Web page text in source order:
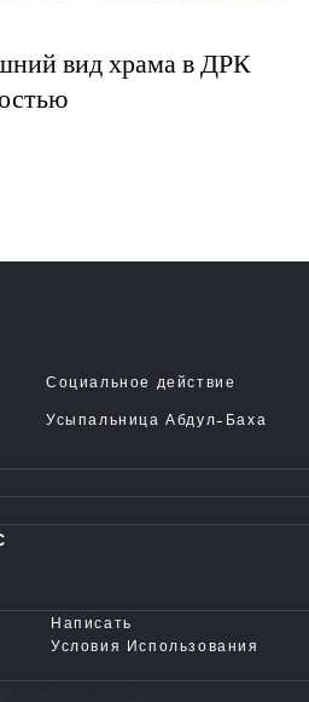
вид храма в ДРК
Социальное действие
Усыпальница Абдул-Баха
Написать
Условия Использования